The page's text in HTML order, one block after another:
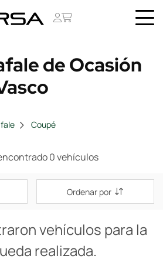
de Ocasión
Coupé
0 vehículos
Ordenar por
vehículos para la
realizada.